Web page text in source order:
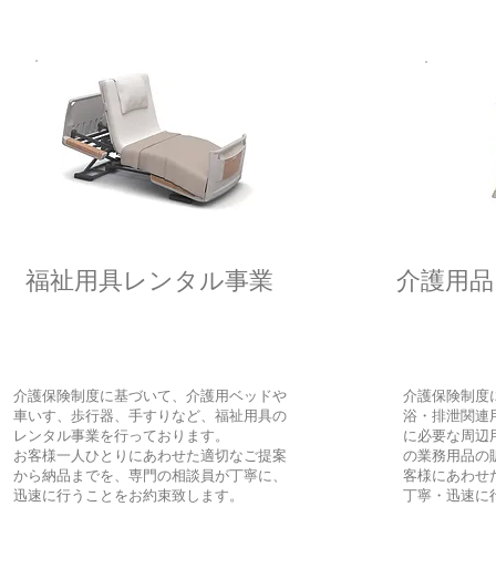
福祉用具レンタル事業 介護用
介護保険制度に基づいて、介護用ベッドや
車いす、歩行器、手すりなど、福祉用具の
レンタル事業を行っております。
​お客様一人ひとりにあわせた適切なご提案
から納品までを、専門の相談員が丁寧に、
迅速に行うことをお約束致します。
介護保険制度
浴・排泄関連
に必要な周辺
の業務用品の
客様にあわせ
丁寧・迅速に